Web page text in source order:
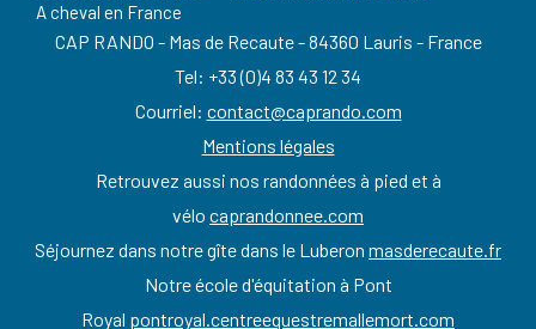
A cheval en France
CAP RANDO - Mas de Recaute - 84360 Lauris - France
Tel: +33 (0)4 83 43 12 34
Courriel: contact@caprando.com
Mentions légales
Retrouvez aussi nos randonnées à pied et à
vélo caprandonnee.com
Séjournez dans notre gîte dans le Luberon masderecaute.fr
Notre école d'équitation à Pont
Royal pontroyal.centreequestremallemort.com